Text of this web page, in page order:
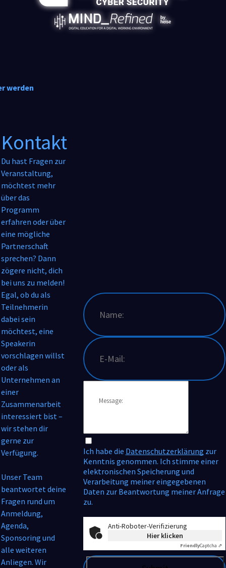
werden
EnableFormHostingText
Ich habe die Datenschutzerklärung zur
Kenntnis genommen. Ich stimme einer
elektronischen Speicherung und
Verarbeitung meiner eingegebenen
Daten zur Beantwortung meiner Anfrage
zu.
Anti-Roboter-Verifizierung
Hier klicken
FriendlyCaptcha ⇗
Kontakt
Du hast Fragen zur
Veranstaltung,
möchtest mehr
über das
Programm
erfahren oder über
eine mögliche
Partnerschaft
sprechen? Dann
zögere nicht, dich
bei uns zu melden!
Egal, ob du als
Teilnehmerin
dabei sein
möchtest, eine
Speakerin
vorschlagen willst
oder als
Unternehmen an
einer
Zusammenarbeit
interessiert bist –
wir stehen dir
gerne zur
Verfügung.
Unser Team
beantwortet deine
Fragen rund um
Anmeldung,
Agenda,
Sponsoring und
alle weiteren
Anliegen. Wir